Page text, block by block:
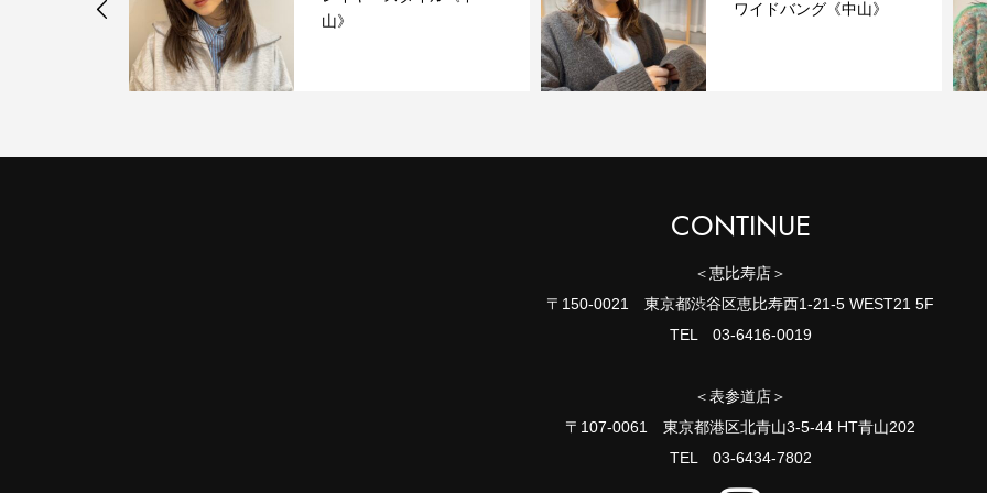
山》
ワイドバング《中山》
CONTINUE
＜恵比寿店＞
〒150-0021 東京都渋谷区恵比寿西1-21-5 WEST21 5F
TEL 03-6416-0019
＜表参道店＞
〒107-0061 東京都港区北青山3-5-44 HT青山202
TEL 03-6434-7802